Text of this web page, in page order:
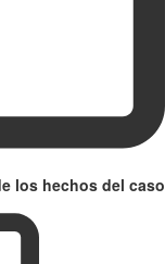
los hechos del caso